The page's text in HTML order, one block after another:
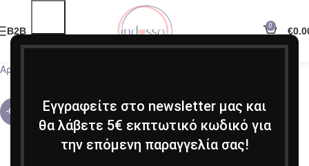
Εγγραφείτε στο newsletter μας και
θα λάβετε 5€ εκπτωτικό κωδικό για
την επόμενη παραγγελία σας!
B2B 0 €
Αρχική σελίδα
-60%